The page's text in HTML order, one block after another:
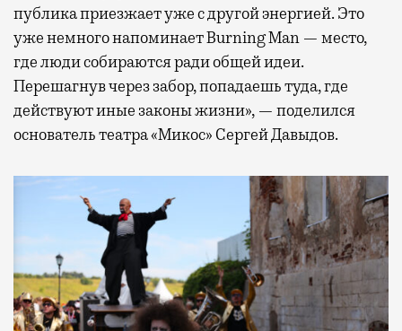
публика приезжает уже с другой энергией. Это
уже немного напоминает Burning Man — место,
где люди собираются ради общей идеи.
Перешагнув через забор, попадаешь туда, где
действуют иные законы жизни», — поделился
основатель театра «Микос» Сергей Давыдов.